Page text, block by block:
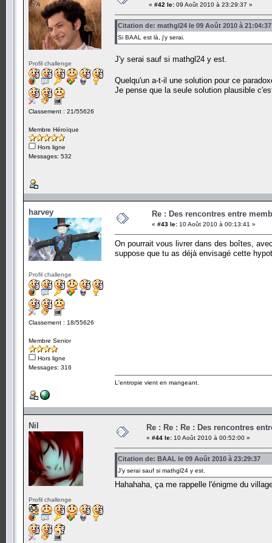
Profil challenge
Classement : 21/55626
Membre Héroïque
Hors ligne
Messages: 532
« #42 le: 09 Août 2010 à 23:29:37 »
Citation de: mathgl24 le 09 Août 2010 à 21:04:37
Si BAAL est là, j'y serai.
J'y serai sauf si mathgl24 y est.
Quelqu'un a-t-il une solution pour ce
Je pense que la seule solution plausible
harvey
Profil challenge
Classement : 18/55626
Membre Senior
Hors ligne
Messages: 316
Re : Des rencontres entre
« #43 le: 10 Août 2010 à 00:13:41 »
On pourrait vous livrer dans des boîtes,
suppose que tu as déjà envisagé cette
L'entropie vient en mangeant.
Nil
Profil challenge
Re : Re : Re : Des rencontres
« #44 le: 10 Août 2010 à 00:52:00 »
Citation de: BAAL le 09 Août 2010 à 23:29:37
J'y serai sauf si mathgl24 y est.
Hahahaha, ça me rappelle l'énigme du